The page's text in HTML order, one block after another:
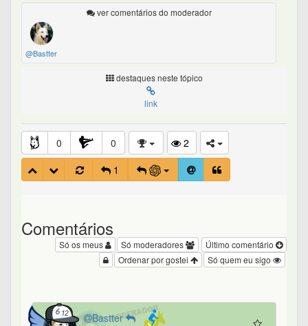
ver comentários do moderador
@Bastter
destaques neste tópico
link
0 0
2
1
Comentários
Último comentário
Só moderadores
Só os meus
Só quem eu sigo
Ordenar por gostei
Bastter